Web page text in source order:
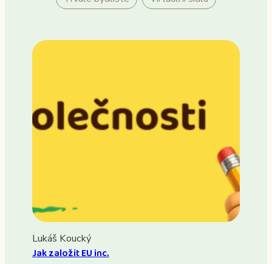
Lukáš Koucký
Jak založit EU inc.